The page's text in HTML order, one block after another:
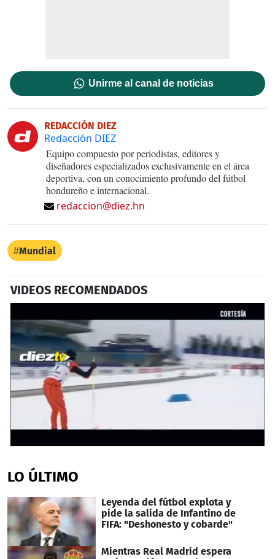
Unirme al canal de noticias
REDACCIÓN DIEZ
Redacción DIEZ
Equipo compuesto por periodistas, editores y
diseñadores especializados exclusivamente en el área
deportiva, con un conocimiento profundo del fútbol
hondureño e internacional.
redaccion@diez.hn
Mundial
VIDEOS RECOMENDADOS
of
2
20
seconds
LO ÚLTIMO
Leyenda del fútbol explota y
pide la salida de Infantino de
FIFA: "Deshonesto y cobarde"
Mientras Real Madrid espera